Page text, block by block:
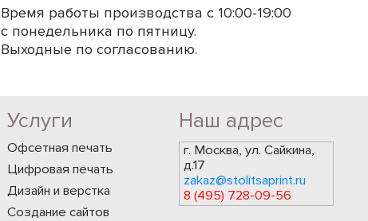
Время работы производства с 10:00-19:00
с понедельника по пятницу.
Выходные по согласованию.
Услуги
Офсетная печать
Цифровая печать
Дизайн и верстка
Создание сайтов
Наш адрес
г. Москва, ул. Сайкина,
д.17
zakaz@stolitsaprint.ru
8 (495) 728-09-56